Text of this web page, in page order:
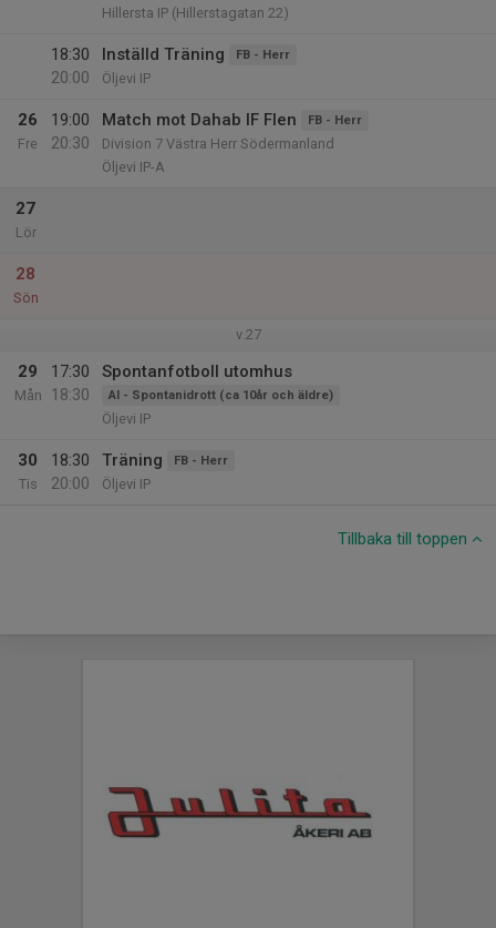
Hillersta IP (Hillerstagatan 22)
18:30
20:00
Inställd Träning FB - Herr
Öljevi IP
26
Fre
19:00
20:30
Match mot Dahab IF Flen FB - Herr
Division 7 Västra Herr Södermanland
Öljevi IP-A
27
Lör
28
Sön
v.27
29
Mån
17:30
18:30
Spontanfotboll utomhus
AI - Spontanidrott (ca 10år och äldre)
Öljevi IP
30
Tis
18:30
20:00
Träning FB - Herr
Öljevi IP
Tillbaka till toppen